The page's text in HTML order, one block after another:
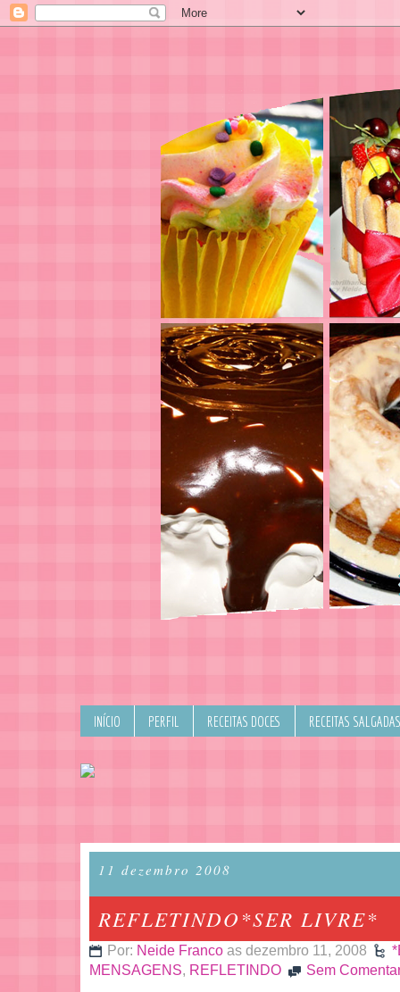
INÍCIO PERFIL RECEITAS DOCES RECEITAS SALGADAS
11 dezembro 2008
REFLETINDO*SER LIVRE*
Por: Neide Franco as dezembro 11, 2008
MENSAGENS, REFLETINDO Sem